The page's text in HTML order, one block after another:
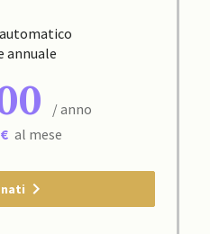
annuale
/ anno
al mese